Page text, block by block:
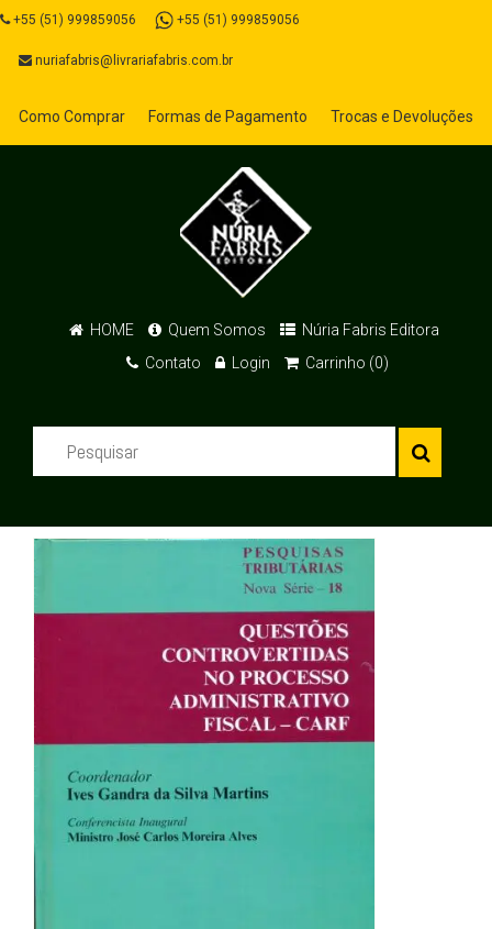
+55 (51) 999859056 +55 (51) 999859056
nuriafabris@livrariafabris.com.br
Como Comprar Formas de Pagamento Trocas e Devoluções
HOME Quem Somos
Núria Fabris Editora
Contato
Login Carrinho (0)